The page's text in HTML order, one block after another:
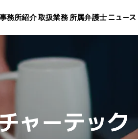
事務所紹介取扱業務 所属弁護士 ニュース
ャーテック